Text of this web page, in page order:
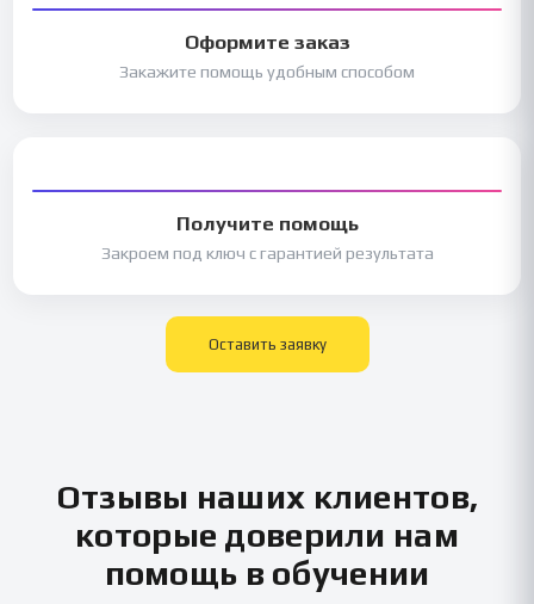
Оформите заказ
Закажите помощь удобным способом
Получите помощь
Закроем под ключ с гарантией результата
Оставить заявку
Отзывы наших клиентов,
которые доверили нам
помощь в обучении